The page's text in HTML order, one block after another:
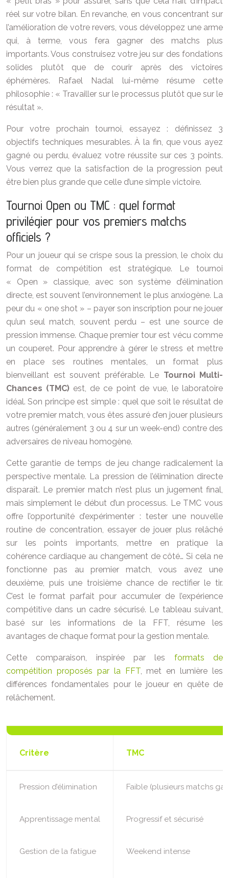
réel sur votre bilan. En revanche, en vous concentrant sur
l’amélioration de votre revers, vous développez une arme
qui, à terme, vous fera gagner des matchs plus
importants. Vous construisez votre jeu sur des fondations
solides plutôt que de courir après des victoires
éphémères. Rafael Nadal lui-même résume cette
philosophie : « Travailler sur le processus plutôt que sur le
résultat ».
Pour votre prochain tournoi, essayez : définissez 3
objectifs techniques mesurables. À la fin, que vous ayez
gagné ou perdu, évaluez votre réussite sur ces 3 points.
Vous verrez que la satisfaction de la progression peut
être bien plus grande que celle d’une simple victoire.
Tournoi Open ou TMC : quel format
privilégier pour vos premiers matchs
officiels ?
Pour un joueur qui se crispe sous la pression, le choix du
format de compétition est stratégique. Le tournoi
« Open » classique, avec son système d’élimination
directe, est souvent l’environnement le plus anxiogène. La
peur du « one shot » – payer son inscription pour ne jouer
qu’un seul match, souvent perdu – est une source de
pression immense. Chaque premier tour est vécu comme
un couperet. Pour apprendre à gérer le stress et mettre
en place ses routines mentales, un format plus
bienveillant est souvent préférable. Le Tournoi Multi-
Chances (TMC) est, de ce point de vue, le laboratoire
idéal. Son principe est simple : quel que soit le résultat de
votre premier match, vous êtes assuré d’en jouer plusieurs
autres (généralement 3 ou 4 sur un week-end) contre des
adversaires de niveau homogène.
Cette garantie de temps de jeu change radicalement la
perspective mentale. La pression de l’élimination directe
disparaît. Le premier match n’est plus un jugement final,
mais simplement le début d’un processus. Le TMC vous
offre l’opportunité d’expérimenter : tester une nouvelle
routine de concentration, essayer de jouer plus relâché
sur les points importants, mettre en pratique la
cohérence cardiaque au changement de côté… Si cela ne
fonctionne pas au premier match, vous avez une
deuxième, puis une troisième chance de rectifier le tir.
C’est le format parfait pour accumuler de l’expérience
compétitive dans un cadre sécurisé. Le tableau suivant,
basé sur les informations de la FFT, résume les
avantages de chaque format pour la gestion mentale.
Cette comparaison, inspirée par les formats de
compétition proposés par la FFT, met en lumière les
différences fondamentales pour le joueur en quête de
relâchement.
Critère TMC
Pression d’élimination Faible (plusieurs matchs
Apprentissage mental Progressif et sécurisé
Gestion de la fatigue Weekend intense